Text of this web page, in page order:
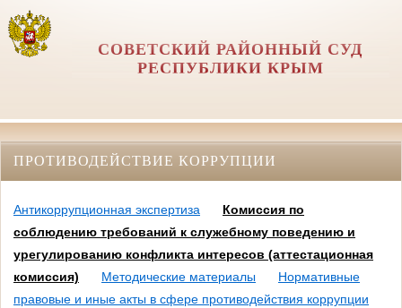
СОВЕТСКИЙ РАЙОННЫЙ СУД
РЕСПУБЛИКИ КРЫМ
ПРОТИВОДЕЙСТВИЕ КОРРУПЦИИ
Антикоррупционная экспертиза
Комиссия по
соблюдению требований к служебному поведению и
урегулированию конфликта интересов (аттестационная
комиссия)
Методические материалы
Нормативные
правовые и иные акты в сфере противодействия коррупции